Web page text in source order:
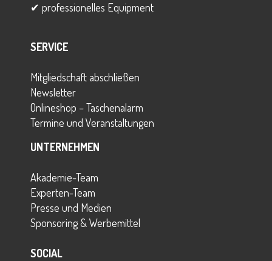
✔ professionelles Equipment
SERVICE
Mitgliedschaft abschließen
Newsletter
Onlineshop – Taschenalarm
Termine und Veranstaltungen
UNTERNEHMEN
Akademie-Team
Experten-Team
Presse und Medien
Sponsoring & Werbemittel
SOCIAL